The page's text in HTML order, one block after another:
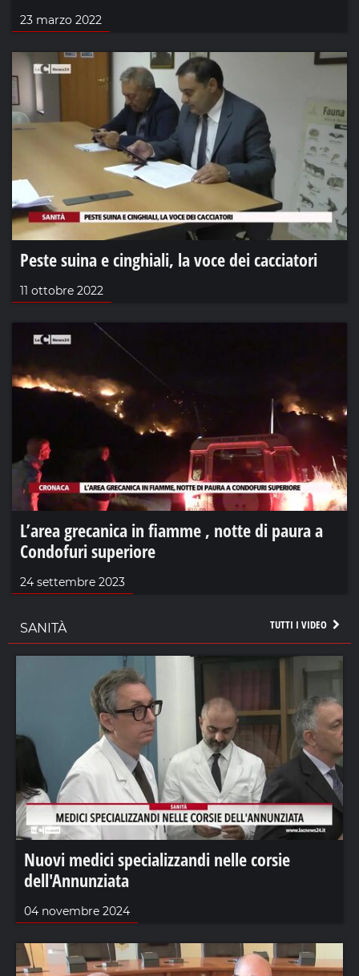
23 marzo 2022
Peste suina e cinghiali, la voce dei cacciatori
11 ottobre 2022
L’area grecanica in fiamme , notte di paura a
Condofuri superiore
24 settembre 2023
TUTTI I VIDEO
SANITÀ
Nuovi medici specializzandi nelle corsie
dell'Annunziata
04 novembre 2024